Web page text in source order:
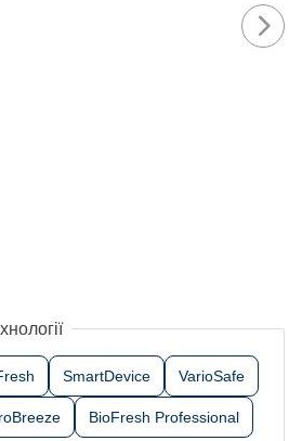
SmartDevice VarioSafe
BioFresh Professional